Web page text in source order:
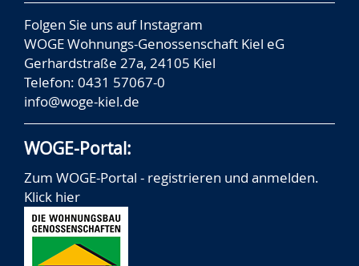
Folgen Sie uns aufInstagram
WOGE Wohnungs-Genossenschaft Kiel eG
Gerhardstraße 27a, 24105 Kiel
Telefon: 0431 57067-0
info@woge-kiel.de
WOGE-Portal:
Zum WOGE-Portal - registrieren und anmelden.
Klick hier